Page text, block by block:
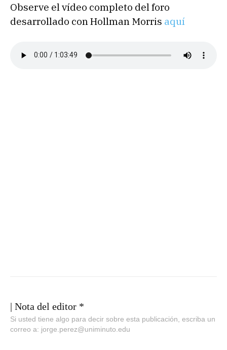
Observe el vídeo completo del foro
desarrollado con Hollman Morris aquí
| Nota del editor *
Si usted tiene algo para decir sobre esta publicación, escriba un
correo a: jorge.perez@uniminuto.edu